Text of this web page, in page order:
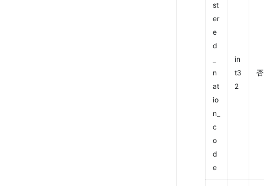
st
er
e
d
n
at
io
n_
c
o
d
e
in
t3
2
否